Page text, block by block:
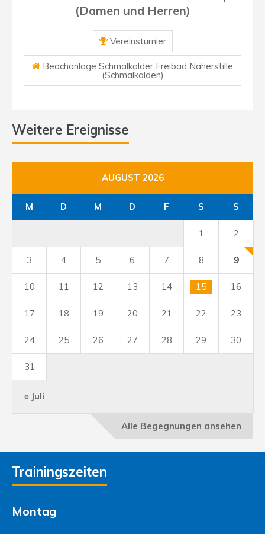
(Damen und Herren)
Vereinsturnier
Beachanlage Schmalkalder Freibad Näherstille
(Schmalkalden)
Weitere Ereignisse
AUGUST 2026
M D M D F S S
« Juli
1 2
3 4 5 6 7 8 9
10 11 12 13 14 15 16
17 18 19 20 21 22 23
24 25 26 27 28 29 30
31
Alle Begegnungen ansehen
Trainingszeiten
Montag